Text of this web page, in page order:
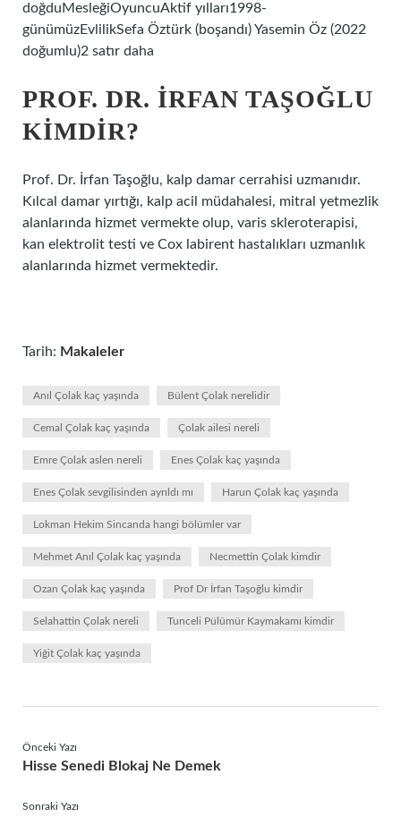
doğduMesleğiOyuncuAktif yılları1998-
günümüzEvlilikSefa Öztürk (boşandı) Yasemin Öz (2022
doğumlu)2 satır daha
PROF. DR. İRFAN TAŞOĞLU
KIMDIR?
Prof. Dr. İrfan Taşoğlu, kalp damar cerrahisi uzmanıdır.
Kılcal damar yırtığı, kalp acil müdahalesi, mitral yetmezlik
alanlarında hizmet vermekte olup, varis skleroterapisi,
kan elektrolit testi ve Cox labirent hastalıkları uzmanlık
alanlarında hizmet vermektedir.
Tarih: Makaleler
Anıl Çolak kaç yaşında Bülent Çolak nerelidir
Cemal Çolak kaç yaşında Çolak ailesi nereli
Emre Çolak aslen nereli Enes Çolak kaç yaşında
Enes Çolak sevgilisinden ayrıldı mı Harun Çolak kaç yaşında
Lokman Hekim Sincanda hangi bölümler var
Mehmet Anıl Çolak kaç yaşında Necmettin Çolak kimdir
Ozan Çolak kaç yaşında Prof Dr İrfan Taşoğlu kimdir
Selahattin Çolak nereli Tunceli Pülümür Kaymakamı kimdir
Yiğit Çolak kaç yaşında
Önceki Yazı
Hisse Senedi Blokaj Ne Demek
Sonraki Yazı